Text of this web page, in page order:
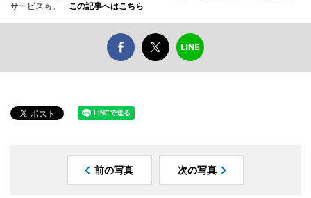
サービスも。 この記事へはこちら
前の写真 次の写真